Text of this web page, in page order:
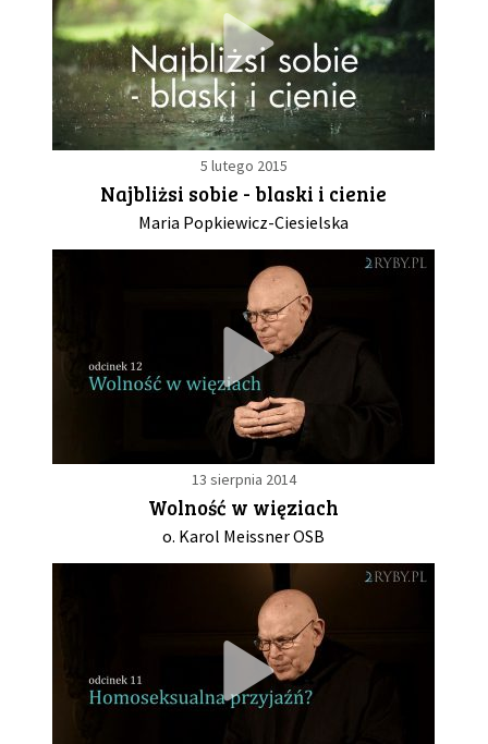
5 lutego 2015
Najbliżsi sobie - blaski i cienie
Maria Popkiewicz-Ciesielska
13 sierpnia 2014
Wolność w więziach
o. Karol Meissner OSB